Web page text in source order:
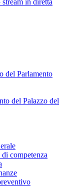
in diretta
del Parlamento
del Palazzo del
competenza